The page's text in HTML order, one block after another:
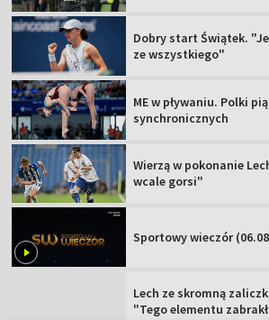
Dobry start Świątek.
ze wszystkiego"
ME w pływaniu. Polki
synchronicznych
Wierzą w pokonanie
wcale gorsi"
Sportowy wieczór
Lech ze skromną
"Tego elementu